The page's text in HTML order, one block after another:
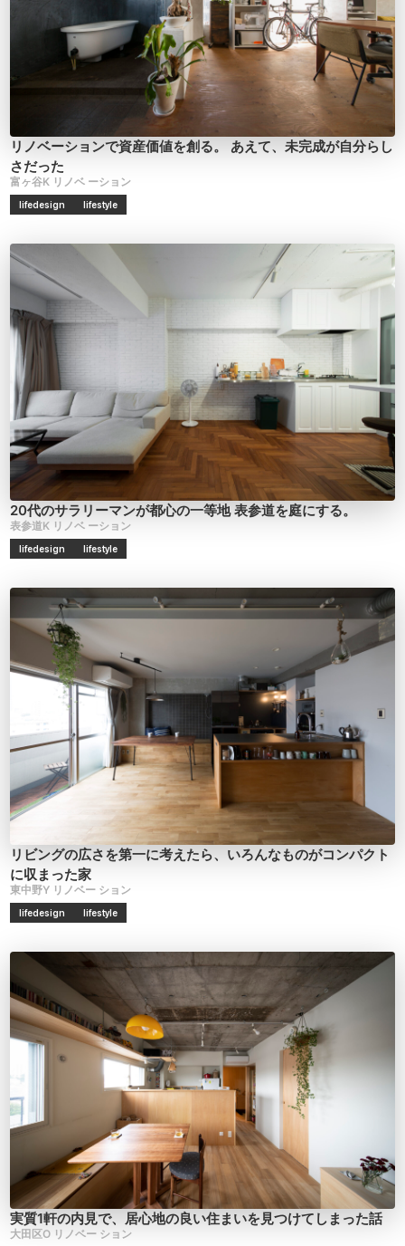
リノベーションで資産価値を創る。
あえて、未完成が自分らし
さだった
富ヶ谷K リノベ ーション
lifedesign lifestyle
20代のサラリーマンが都心の一等地表参道を庭にする。
表参道K リノベ ーション
lifedesign lifestyle
リビングの広さを第一に考えたら、いろんなものがコンパクト
に収まった家
東中野Y リノベー ション
lifedesign lifestyle
実質1軒の内見で、居心地の良い住まいを見つけてしまった話
大田区O リノベー ション